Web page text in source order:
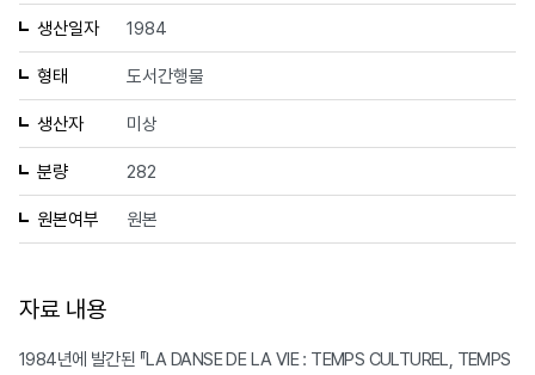
생산일자 1984
형태 도서간행물
생산자 미상
분량 282
원본여부 원본
자료 내용
1984년에 발간된 『LA DANSE DE LA VIE : TEMPS CULTUREL, TEMPS